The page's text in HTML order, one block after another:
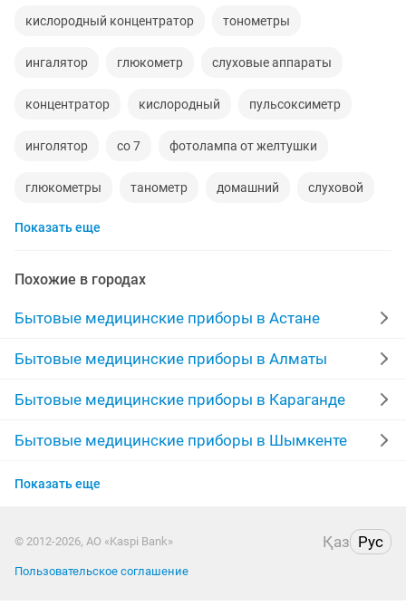
кислородный концентратор тонометры
ингалятор глюкометр слуховые аппараты
концентратор кислородный пульсоксиметр
инголятор со 7 фотолампа от желтушки
глюкометры танометр домашний слуховой
кварцевая лампа
боли комплектующие комплект
кислородный концентрат лампа желтушка
аппарат для детское времена рассрочка
русские кислородный концентратор кислород
тел pro
Показать еще
Похожие в городах
Бытовые медицинские приборы в Астане
Бытовые медицинские приборы в Алматы
Бытовые медицинские приборы в Караганде
Бытовые медицинские приборы в Шымкенте
Бытовые медицинские приборы в Усть-
Бытовые медицинские приборы в Актобе
Бытовые медицинские приборы в Актау
Показать еще
© 2012-2026, АО «Kaspi Bank» Қаз Рус
Пользовательское соглашение